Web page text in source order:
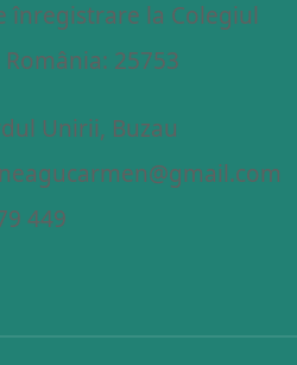
înregistrare la Colegiul
25753
Unirii, Buzau
449